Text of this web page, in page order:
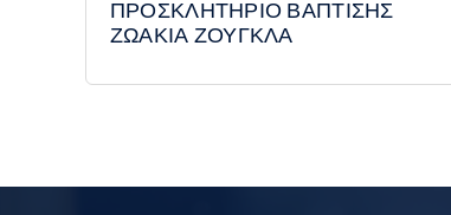
ΠΡΟΣΚΛΗΤΗΡΙΟ ΒΑΠΤΙΣΗΣ
ΖΩΑΚΙΑ ΖΟΥΓΚΛΑ